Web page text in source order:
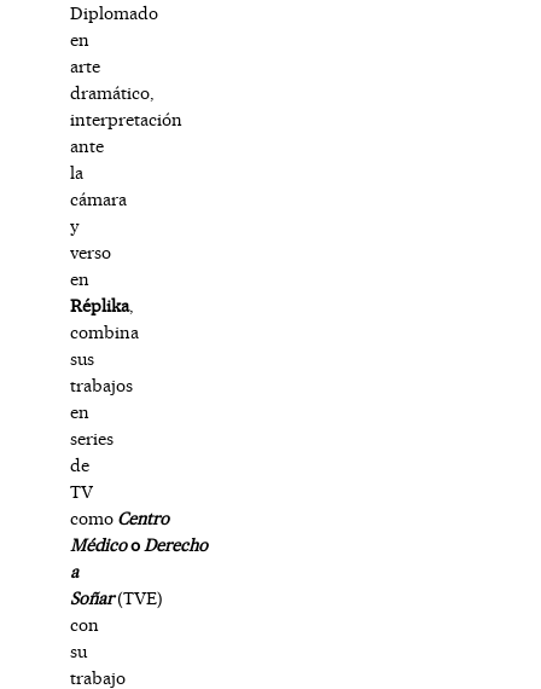
Diplomado
en
arte
dramático,
interpretación
ante
la
cámara
y
verso
en
Réplika,
combina
sus
trabajos
en
series
de
TV
como Centro
Médicoo Derecho
a
Soñar(TVE)
con
su
trabajo